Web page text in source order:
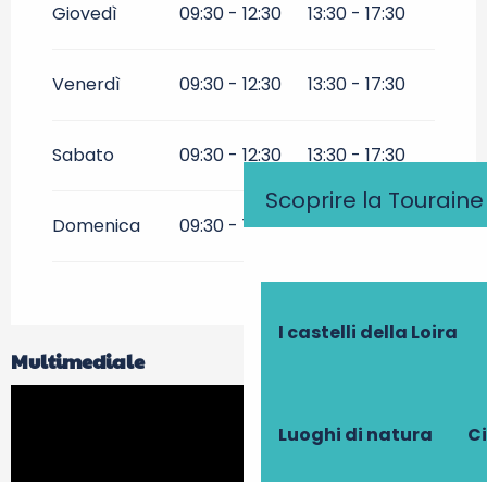
Scoprire la Touraine
I castelli della Loira
Luoghi di natura
Giovedì 09:30 - 12:30 13:30 - 17:30
Venerdì 09:30 - 12:30 13:30 - 17:30
Sabato 09:30 - 12:30 13:30 - 17:30
Domenica 09:30 - 12:30 13:30 - 17:30
Multimediale